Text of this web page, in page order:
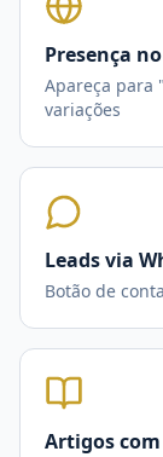
Presença
Apareça para
variações
Leads via
Botão de
Artigos